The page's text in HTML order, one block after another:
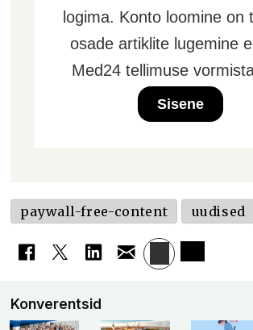
logima. Konto loomine on
osade artiklite lugemine
Med24 tellimuse
Sisene
paywall-free-content uudised
Konverentsid